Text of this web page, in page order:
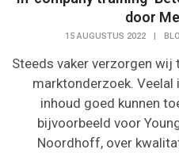
door
15 AUGUSTUS 2022 |
Steeds vaker verzorgen wij
marktonderzoek.
inhoud goed kunnen
bijvoorbeeld voor
Noordhoff, over